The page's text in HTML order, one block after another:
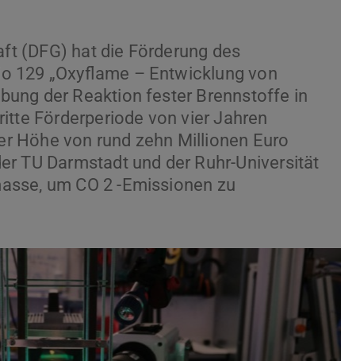
(DFG) hat die Förderung des
129 „Oxyflame – Entwicklung von
der Reaktion fester Brennstoffe in
Förderperiode von vier Jahren
Höhe von rund zehn Millionen Euro
TU Darmstadt und der Ruhr-Universität
um CO 2 -Emissionen zu